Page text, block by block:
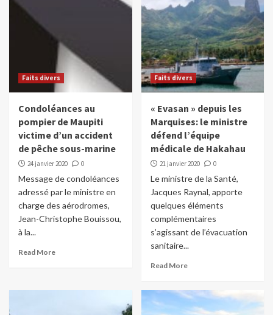
Faits divers
Condoléances au
pompier de Maupiti
victime d’un accident
de pêche sous-marine
24 janvier 2020 0
Message de condoléances
adressé par le ministre en
charge des aérodromes,
Jean-Christophe Bouissou,
à la...
Read More
Faits divers
« Evasan » depuis les
Marquises: le ministre
défend l’équipe
médicale de Hakahau
21 janvier 2020 0
Le ministre de la Santé,
Jacques Raynal, apporte
quelques éléments
complémentaires
s’agissant de l’évacuation
sanitaire...
Read More